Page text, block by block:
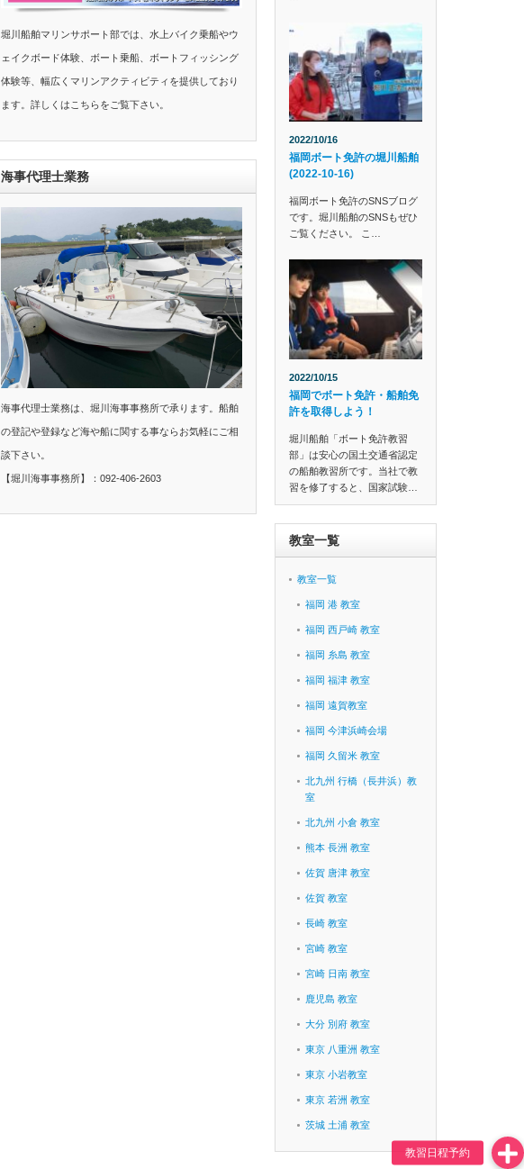
堀川船舶マリンサポート部では、水上バイク乗船やウ
ェイクボード体験、ボート乗船、ボートフィッシング
体験等、幅広くマリンアクティビティを提供しており
ます。詳しくはこちらをご覧下さい。
海事代理士業務
海事代理士業務は、堀川海事事務所で承ります。船舶
の登記や登録など海や船に関する事ならお気軽にご相
談下さい。
【堀川海事事務所】：092-406-2603
2022/10/16
福岡ボート免許の堀川船舶
(2022-10-16)
福岡ボート免許のSNSブログ
です。堀川船舶のSNSもぜひ
ご覧ください。 こ…
2022/10/15
福岡でボート免許・船舶免
許を取得しよう！
堀川船舶「ボート免許教習
部」は安心の国土交通省認定
の船舶教習所です。当社で教
習を修了すると、国家試験…
教室一覧
教室一覧
福岡 港 教室
福岡 西戸崎 教室
福岡 糸島 教室
福岡 福津 教室
福岡 遠賀教室
福岡 今津浜崎会場
福岡 久留米 教室
北九州 行橋（長井浜）教
室
北九州 小倉 教室
熊本 長洲 教室
佐賀 唐津 教室
佐賀 教室
長崎 教室
宮崎 教室
宮崎 日南 教室
鹿児島 教室
大分 別府 教室
東京 八重洲 教室
東京 小岩教室
東京 若洲 教室
茨城 土浦 教室